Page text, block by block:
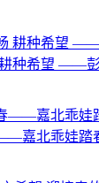
种希望 ——
嘉北乖娃踏